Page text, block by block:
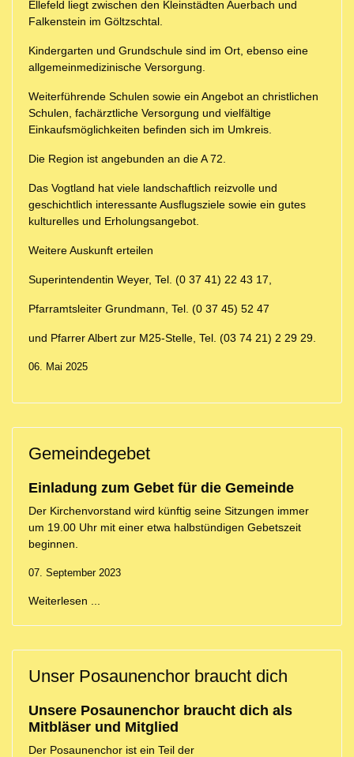
Ellefeld liegt zwischen den Kleinstädten Auerbach und
Falkenstein im Göltzschtal.
Kindergarten und Grundschule sind im Ort, ebenso eine
allgemeinmedizinische Versorgung.
Weiterführende Schulen sowie ein Angebot an christlichen
Schulen, fachärztliche Versorgung und vielfältige
Einkaufsmöglichkeiten befinden sich im Umkreis.
Die Region ist angebunden an die A 72.
Das Vogtland hat viele landschaftlich reizvolle und
geschichtlich interessante Ausflugsziele sowie ein gutes
kulturelles und Erholungsangebot.
Weitere Auskunft erteilen
Superintendentin Weyer, Tel. (0 37 41) 22 43 17,
Pfarramtsleiter Grundmann, Tel. (0 37 45) 52 47
und Pfarrer Albert zur M25-Stelle, Tel. (03 74 21) 2 29 29.
06. Mai 2025
Gemeindegebet
Einladung zum Gebet für die Gemeinde
Der Kirchenvorstand wird künftig seine Sitzungen immer
um 19.00 Uhr mit einer etwa halbstündigen Gebetszeit
beginnen.
07. September 2023
Weiterlesen ...
Unser Posaunenchor braucht dich
Unsere Posaunenchor braucht dich als
Mitbläser und Mitglied
Der Posaunenchor ist ein Teil der